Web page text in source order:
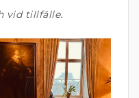
vid tillfälle.